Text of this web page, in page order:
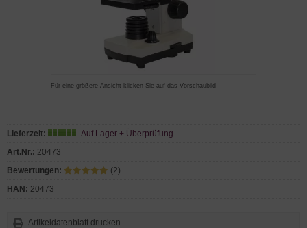
Für eine größere Ansicht klicken Sie auf das Vorschaubild
Lieferzeit:
Auf Lager + Überprüfung
Art.Nr.: 20473
Bewertungen:
(2)
HAN: 20473
Artikeldatenblatt drucken